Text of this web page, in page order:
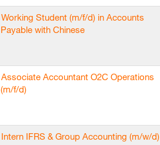
Working Student (m/f/d) in Accounts
Payable with Chinese
Associate Accountant O2C Operations
(m/f/d)
Intern IFRS & Group Accounting (m/w/d)